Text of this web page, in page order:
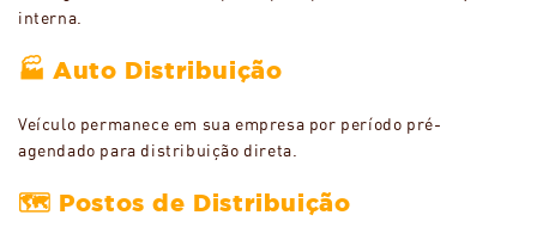
interna.
🏭 Auto Distribuição
Veículo permanece em sua empresa por período pré-
agendado para distribuição direta.
🗺️ Postos de Distribuição